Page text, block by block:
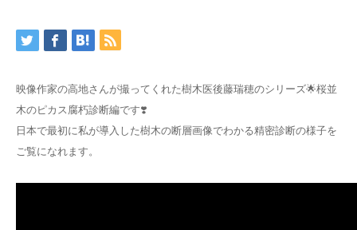
映像作家の高地さんが撮ってくれた樹木医後藤瑞穂のシリーズ🌟桜並
木のピカス腐朽診断編です❣️
日本で最初に私が導入した樹木の断層画像でわかる精密診断の様子を
ご覧になれます。
お問い合せ